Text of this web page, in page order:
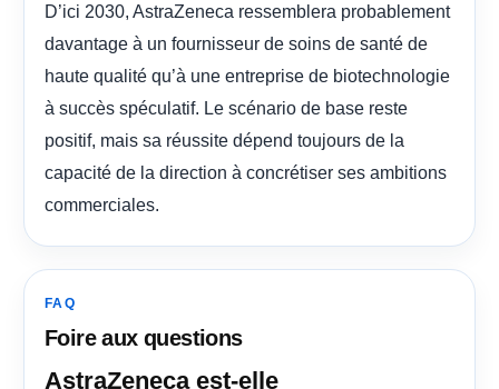
D’ici 2030, AstraZeneca ressemblera probablement
davantage à un fournisseur de soins de santé de
haute qualité qu’à une entreprise de biotechnologie
à succès spéculatif. Le scénario de base reste
positif, mais sa réussite dépend toujours de la
capacité de la direction à concrétiser ses ambitions
commerciales.
FAQ
Foire aux questions
AstraZeneca est-elle